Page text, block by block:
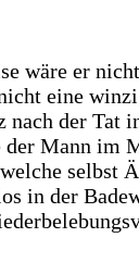
wäre er nicht
eine
der Tat
der Mann im
selbst
in der